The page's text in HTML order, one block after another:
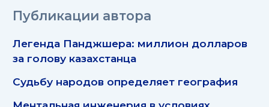
Публикации автора
Легенда Панджшера: миллион долларов
за голову казахстанца
Судьбу народов определяет география